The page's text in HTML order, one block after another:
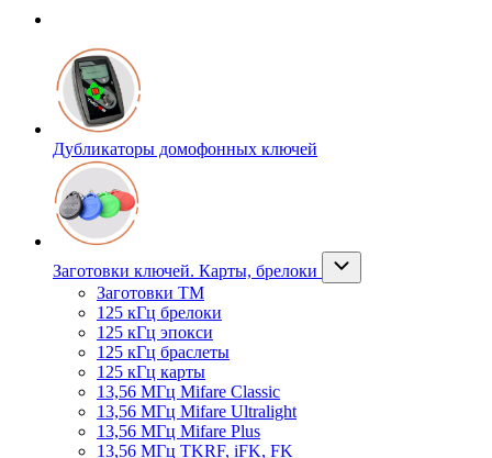
Дубликаторы домофонных ключей
Заготовки ключей. Карты, брелоки
Заготовки ТМ
125 кГц брелоки
125 кГц эпокси
125 кГц браслеты
125 кГц карты
13,56 МГц Mifare Classic
13,56 МГц Mifare Ultralight
13,56 МГц Mifare Plus
13,56 МГц TKRF, iFK, FK